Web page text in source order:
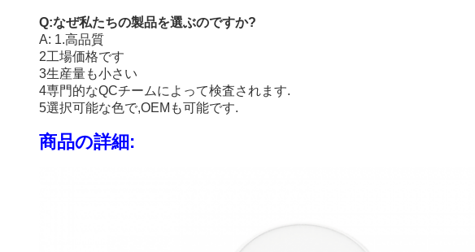
Q:なぜ私たちの製品を選ぶのですか?
A: 1.高品質
2工場価格です
3生産量も小さい
4専門的なQCチームによって検査されます.
5選択可能な色で,OEMも可能です.
商品の詳細: